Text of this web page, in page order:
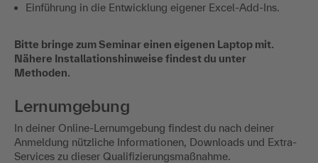
Einführung in die Entwicklung eigener Excel-Add-Ins.
Bitte bringe zum Seminar einen eigenen Laptop mit.
Nähere Installationshinweise findest du unter
Methoden.
Lernumgebung
In deiner Online-Lernumgebung findest du nach deiner
Anmeldung nützliche Informationen, Downloads und Extra-
Services zu dieser Qualifizierungsmaßnahme.